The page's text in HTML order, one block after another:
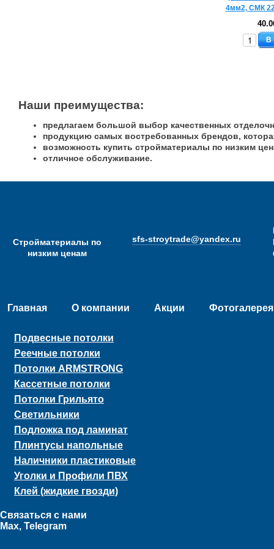
В
Наши преимущества:
предлагаем большой выбор качественных
продукцию самых востребованных брендов,
возможность купить стройматериалы по низким
отличное обслуживание.
Стройматериалы по
низким ценам
sfs-stroytrade@yandex.ru
Главная О компании Акции Фотогалерея
Подвесные потолки
Реечные потолки
Потолки ARMSTRONG
Кассетные потолки
Потолки Грильято
Светильники
Подложка под ламинат
Плинтусы напольные
Наличники пластиковые
Уголки и Профили ПВХ
Клей (жидкие гвозди)
Связаться с нами
Max, Telegram